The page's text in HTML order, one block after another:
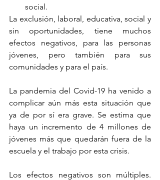
social.
La exclusión, laboral, educativa, social y
sin oportunidades, tiene muchos
efectos negativos, para las personas
jóvenes, pero también para sus
comunidades y para el país.
La pandemia del Covid-19 ha venido a
complicar aún más esta situación que
ya de por sí era grave. Se estima que
haya un incremento de 4 millones de
jóvenes más que quedarán fuera de la
escuela y el trabajo por esta crisis.
Los efectos negativos son múltiples.